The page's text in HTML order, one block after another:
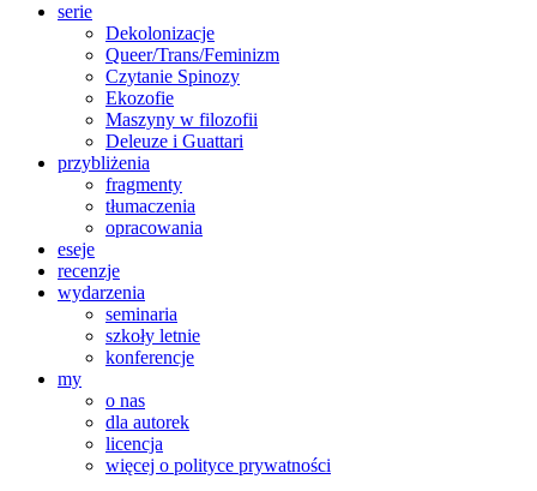
serie
Dekolonizacje
Queer/Trans/Feminizm
Czytanie Spinozy
Ekozofie
Maszyny w filozofii
Deleuze i Guattari
przybliżenia
fragmenty
tłumaczenia
opracowania
eseje
recenzje
wydarzenia
seminaria
szkoły letnie
konferencje
my
o nas
dla autorek
licencja
więcej o polityce prywatności